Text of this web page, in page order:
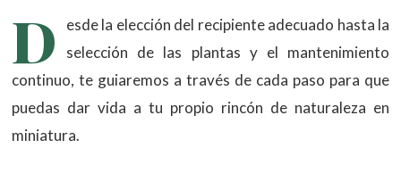
D
esde la elección del recipiente adecuado hasta la
selección de las plantas y el mantenimiento
continuo, te guiaremos a través de cada paso para que
puedas dar vida a tu propio rincón de naturaleza en
miniatura.